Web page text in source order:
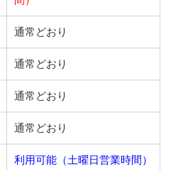
通常どおり
通常どおり
通常どおり
通常どおり
利用可能（土曜日営業時間）